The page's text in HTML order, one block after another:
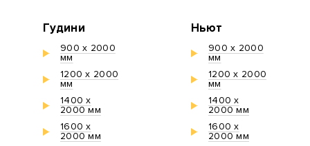
Гудини
900 х 2000
мм
1200 х 2000
мм
1400 х
2000 мм
1600 х
2000 мм
Ньют
900 х 2000
мм
1200 х 2000
мм
1400 х
2000 мм
1600 х
2000 мм